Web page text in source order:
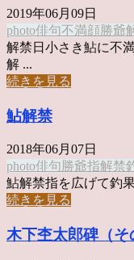
2019年06月09日
photo俳句不満顔勝爺
解禁日小さき鮎に不
解 ...
続きを見る
鮎解禁
2018年06月07日
photo俳句勝爺指解禁
鮎解禁指を広げて釣
続きを見る
木下杢太郎碑（そ